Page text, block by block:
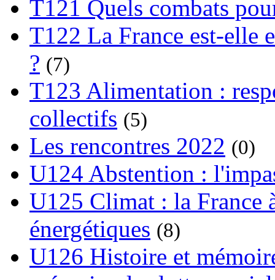
T121 Quels combats
T122 La France est-elle
? (7)
T123 Alimentation :
collectifs (5)
Les rencontres 2022 (0)
U124 Abstention :
U125 Climat : la France
énergétiques (8)
U126 Histoire et